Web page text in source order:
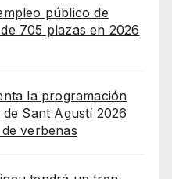
público de
705 plazas en 2026
la programación
de Sant Agustí 2026
verbenas